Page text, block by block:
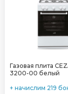
Газовая плита
3200-00 белый
+ начислим 219